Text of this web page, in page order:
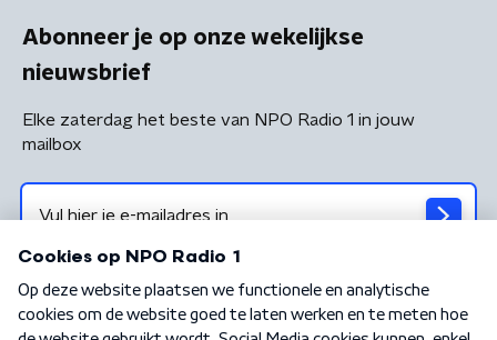
Abonneer je op onze wekelijkse
nieuwsbrief
Elke zaterdag het beste van NPO Radio 1 in jouw
mailbox